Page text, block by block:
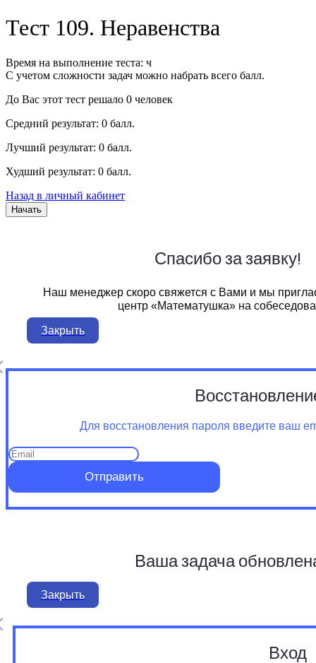
Тест 109. Неравенства
Время на выполнение теста: ч
С учетом сложности задач можно набрать всего балл.
До Вас этот тест решало 0 человек
Средний результат: 0 балл.
Лучший результат: 0 балл.
Худший результат: 0 балл.
Назад в личный кабинет
Начать
Спасибо за заявку!
Наш менеджер скоро свяжется с Вами и мы
центр «Математушка» на
Закрыть
Для восстановления пароля введите ваш
Отправить
Ваша задача
Закрыть
Вход